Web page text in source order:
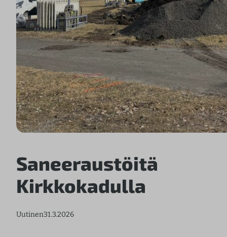
Saneeraustöitä
Kirkkokadulla
Uutinen31.3.2026